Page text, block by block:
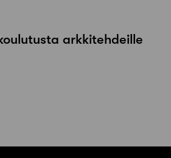
arkkitehdeille